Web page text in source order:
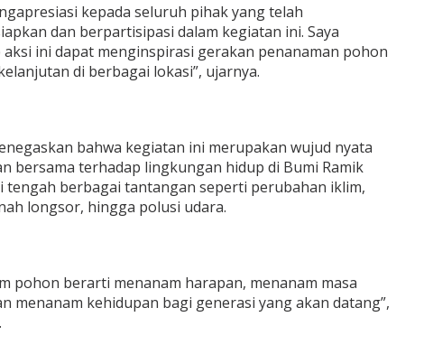
t
e
n
W
n
a
n
kepada seluruh pihak yang telah
dan berpartisipasi dalam kegiatan ini. Saya
ini dapat menginspirasi gerakan penanaman pohon
di berbagai lokasi”, ujarnya.
bahwa kegiatan ini merupakan wujud nyata
bersama terhadap lingkungan hidup di Bumi Ramik
tengah berbagai tantangan seperti perubahan iklim,
longsor, hingga polusi udara.
pohon berarti menanam harapan, menanam masa
menanam kehidupan bagi generasi yang akan datang”,